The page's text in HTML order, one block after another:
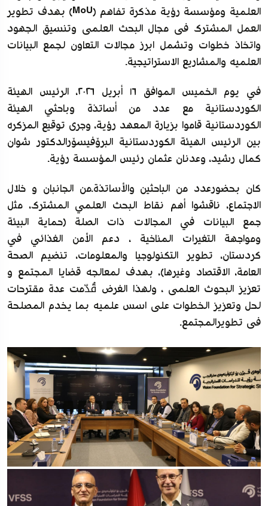
العلمية ومؤسسة رؤية مذكرة تفاهم (MoU) بهدف تطویر
العمل المشترک فی مجال البحث العلمی وتنسيق الجهود
واتخاذ خطوات وتشمل ابرز مجالات التعاون لجمع البيانات
العلمیە والمشاريع الاستراتيجية.
في يوم الخميس الموافق ١٦ أبريل ٢٠٢٦، الرئیس الهیئة
الکوردستانیة مع عدد من أساتذة وباحثي الهیئة
الکوردستانیة قاموا بزيارة المعهد رؤية، وجری توقیع المزکرە
بین الرئیس الهیئة الکوردستانیة البرۆفیسۆرالدكتور شوان
كمال رشيد، وعدنان عثمان رئیس المؤسسة رؤية.
کان بحضورعدد من الباحثين والأساتذة.من الجانبان و خلال
الاجتماع، ناقشوا أهم نقاط البحث العلمي المشترك، مثل
جمع البيانات في المجالات ذات الصلة (حمایة البیئة
ومواجهة التغيرات المناخیة ، دعم الأمن الغذائي في
كردستان، تطویر التكنولوجيا والمعلومات، تنضیم الصحة
العامة، الاقتصاد وغيرها)، بهدف لمعالجە قضایا المجتمع و
تعزيز البحوث العلمی ، ولهذا الغرض قُدّمت عدة مقترحات
لحل وتعزیز الخطوات علی اسس علمیە بما یخدم المصلحة
فی تطویرالمجتمع.